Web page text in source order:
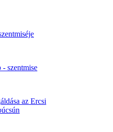
szentmise
az Ercsi